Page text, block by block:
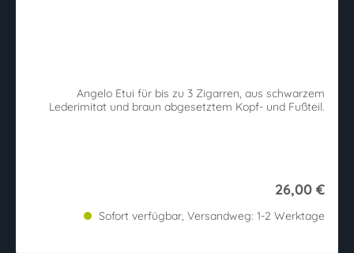
Angelo Etui für bis zu 3 Zigarren, aus schwarzem
Lederimitat und braun abgesetztem Kopf- und Fußteil.
26,00 €
Sofort verfügbar, Versandweg: 1-2 Werktage